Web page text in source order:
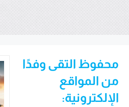
محفوظ التقى وفدًا
من المواقع
الإلكترونية: